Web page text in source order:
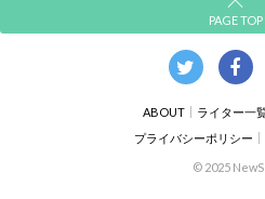
PAGE TOP
ABOUT ライター一
プライバシーポリシー
© 2025